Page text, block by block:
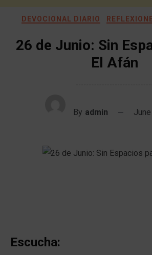
DEVOCIONAL DIARIO
26 de Junio: Sin
El Afán
By admin
Escucha: